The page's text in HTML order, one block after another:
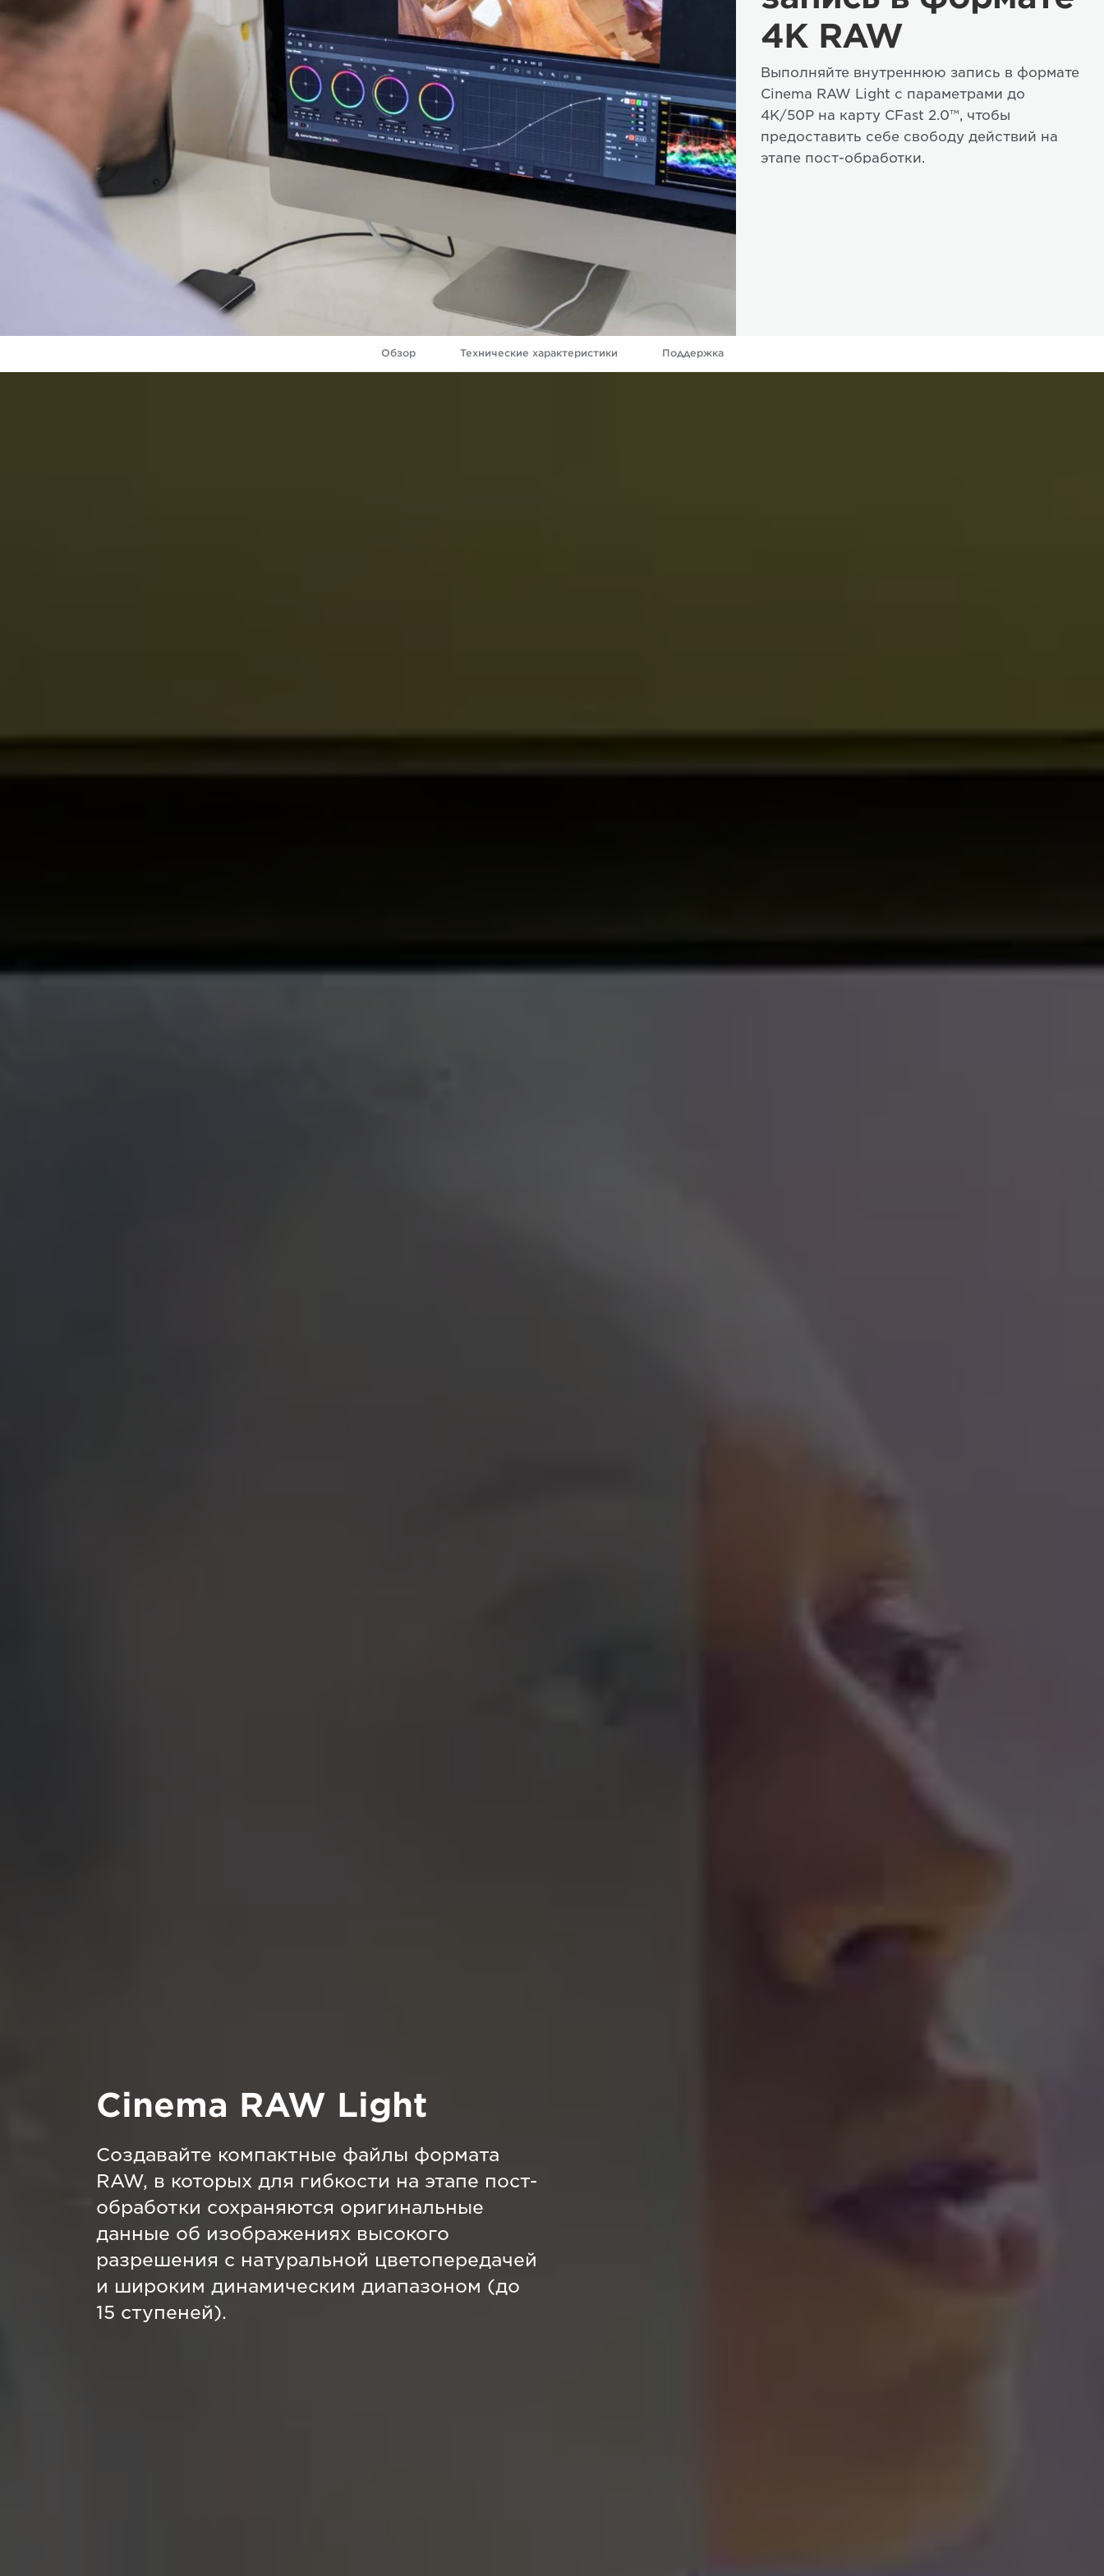
4K RAW
Выполняйте внутреннюю запись в формате
Cinema RAW Light с параметрами до
4K/50P на карту CFast 2.0™, чтобы
предоставить себе свободу действий на
этапе пост-обработки.
Обзор Технические характеристики Поддержка
Cinema RAW Light
Создавайте компактные файлы формата
RAW, в которых для гибкости на этапе пост-
обработки сохраняются оригинальные
данные об изображениях высокого
разрешения с натуральной цветопередачей
и широким динамическим диапазоном (до
15 ступеней).